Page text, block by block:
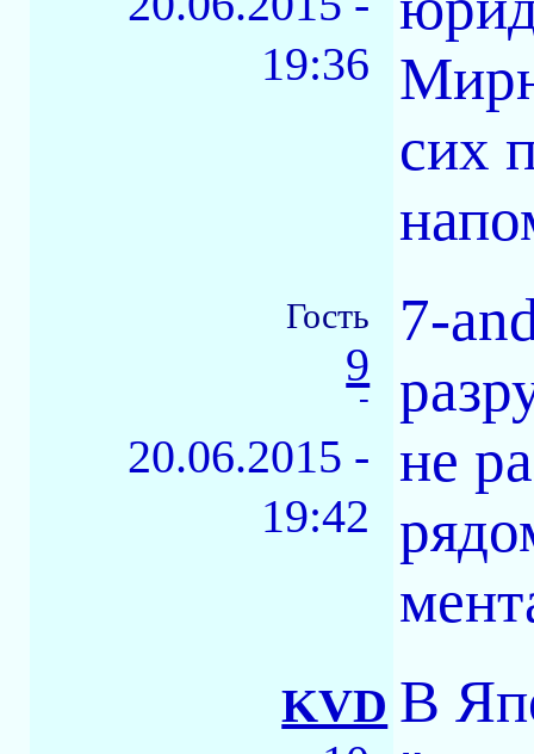
19:36
сих
Гость
9
-
20.06.2015 -
19:42
7-
не
KVD В